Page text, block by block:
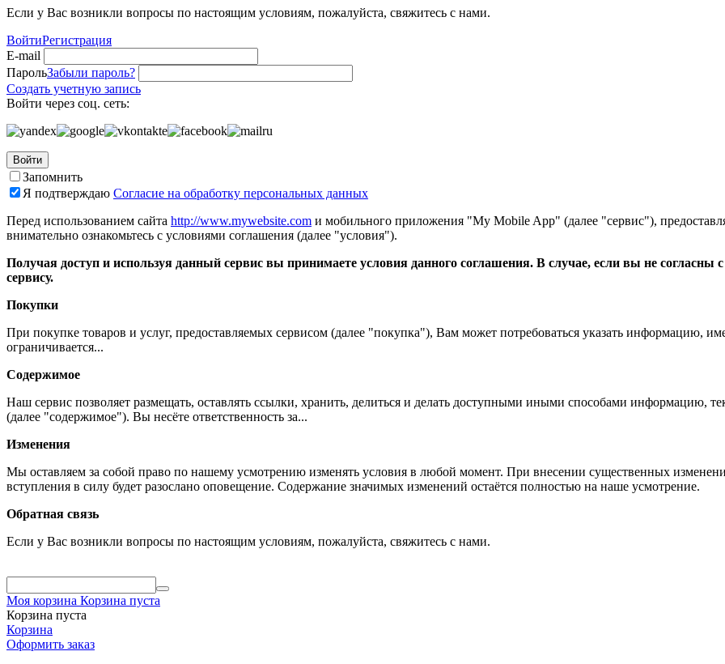
Если у Вас возникли вопросы по настоящим условиям, пожалуйста, свяжитесь с нами.
ВойтиРегистрация
E-mail
ПарольЗабыли пароль?
Создать учетную запись
Войти через соц. сеть:
Войти
Запомнить
Я подтверждаю Согласие на обработку персональных данных
Перед использованием сайта http://www.mywebsite.com и мобильного приложения "My Mobile App" (далее "сервис"),
внимательно ознакомьтесь с условиями соглашения (далее "условия").
Получая доступ и используя данный сервис вы принимаете условия данного соглашения. В случае, если вы не
сервису.
Покупки
При покупке товаров и услуг, предоставляемых сервисом (далее "покупка"), Вам может потребоваться указать информацию,
ограничивается...
Содержимое
Наш сервис позволяет размещать, оставлять ссылки, хранить, делиться и делать доступными иными способами информацию,
(далее "содержимое"). Вы несёте ответственность за...
Изменения
Мы оставляем за собой право по нашему усмотрению изменять условия в любой момент. При внесении существенных
вступления в силу будет разослано оповещение. Содержание значимых изменений остаётся полностью на наше усмотрение.
Обратная связь
Если у Вас возникли вопросы по настоящим условиям, пожалуйста, свяжитесь с нами.
Моя корзина Корзина пуста
Корзина пуста
Корзина
Оформить заказ